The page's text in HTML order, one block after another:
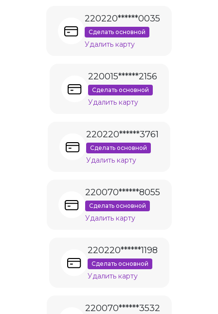
220220******0035
Сделать основной
Удалить карту
220015******2156
Сделать основной
Удалить карту
220220******3761
Сделать основной
Удалить карту
220070******8055
Сделать основной
Удалить карту
220220******1198
Сделать основной
Удалить карту
220070******3532